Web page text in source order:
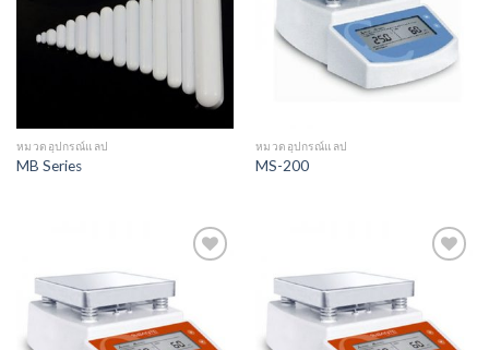
หมวดอุปกรณ์แลป
MB Series
หมวดอุปกรณ์แลป
MS-200